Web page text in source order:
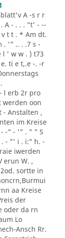
A -s r r
A - . . . "t' - --
v t t . * Am dt.
. '" .. . .7 s -
l ' w w . ) t73
ti e t,.e -. -r
l erb 2r pro
werden oon
- Anstalten ,
im Kreise
-" - '" . " " S
. - "' i . i:" h. -
iwerden
erun W. ,
sortte in
aa Kreise
der
oder da rn
Lo
Ansch Rr.